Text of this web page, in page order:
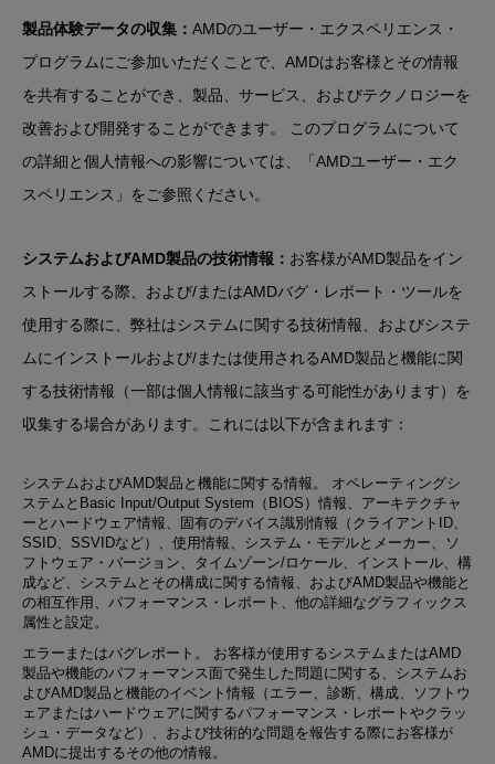
製品体験データの収集： AMDのユーザー・エクスペリエンス・
プログラムにご参加いただくことで、AMDはお客様とその情報
を共有することができ、製品、サービス、およびテクノロジーを
改善および開発することができます。 このプログラムについて
の詳細と個人情報への影響については、「AMDユーザー・エク
スペリエンス」をご参照ください。
システムおよびAMD製品の技術情報： お客様がAMD製品をイン
ストールする際、および/またはAMDバグ・レポート・ツールを
使用する際に、弊社はシステムに関する技術情報、およびシステ
ムにインストールおよび/または使用されるAMD製品と機能に関
する技術情報（一部は個人情報に該当する可能性があります）を
収集する場合があります。これには以下が含まれます：
システムおよびAMD製品と機能に関する情報。 オペレーティングシ
ステムとBasic Input/Output System（BIOS）情報、アーキテクチャ
ーとハードウェア情報、固有のデバイス識別情報（クライアントID、
SSID、SSVIDなど）、使用情報、システム・モデルとメーカー、ソ
フトウェア・バージョン、タイムゾーン/ロケール、インストール、構
成など、システムとその構成に関する情報、およびAMD製品や機能と
の相互作用、パフォーマンス・レポート、他の詳細なグラフィックス
属性と設定。
エラーまたはバグレポート 。 お客様が使用するシステムまたはAMD
製品や機能のパフォーマンス面で発生した問題に関する、システムお
よびAMD製品と機能のイベント情報（エラー、診断、構成、ソフトウ
ェアまたはハードウェアに関するパフォーマンス・レポートやクラッ
シュ・データなど）、および技術的な問題を報告する際にお客様が
AMDに提出するその他の情報。